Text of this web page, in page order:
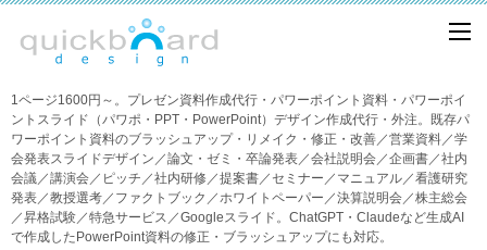
1ページ1600円～。プレゼン資料作成代行・パワーポイント資料・パワーポイ
ントスライド（パワポ・PPT・PowerPoint）デザイン作成代行・外注。既存パ
ワーポイント資料のブラッシュアップ・リメイク・修正・改善／営業資料／学
会発表スライドデザイン／論文・ゼミ・卒論発表／会社説明会／企画書／社内
会議／講演会／ピッチ／社内研修／提案書／セミナー／マニュアル／看護研究
発表／教授選考／ファクトブック／ホワイトペーパー／決算説明会／株主総会
／昇格試験／特急サービス／Googleスライド。ChatGPT・Claudeなど生成AI
で作成したPowerPoint資料の修正・ブラッシュアップにも対応。